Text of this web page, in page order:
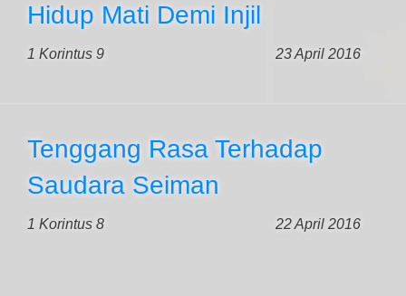
Hidup Mati Demi Injil
1 Korintus 9 23 April 2016
Tenggang Rasa Terhadap
Saudara Seiman
1 Korintus 8 22 April 2016